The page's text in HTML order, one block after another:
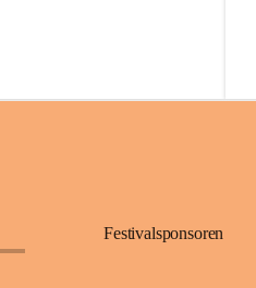
Festivalsponsoren